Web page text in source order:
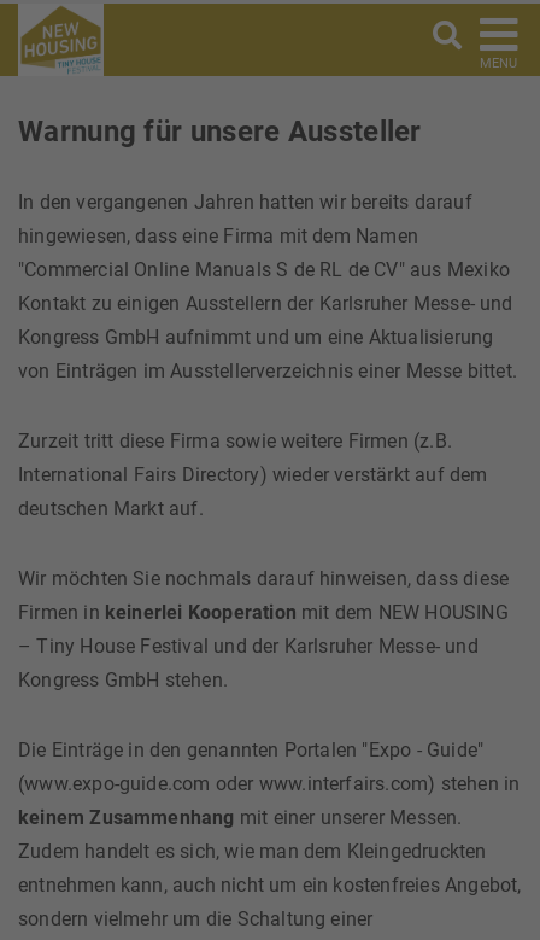
MENU
Warnung für unsere Aussteller
In den vergangenen Jahren hatten wir bereits darauf
hingewiesen, dass eine Firma mit dem Namen
"Commercial Online Manuals S de RL de CV" aus Mexiko
Kontakt zu einigen Ausstellern der Karlsruher Messe- und
Kongress GmbH aufnimmt und um eine Aktualisierung
von Einträgen im Ausstellerverzeichnis einer Messe bittet.
Zurzeit tritt diese Firma sowie weitere Firmen (z.B.
International Fairs Directory) wieder verstärkt auf dem
deutschen Markt auf.
Wir möchten Sie nochmals darauf hinweisen, dass diese
Firmen in keinerlei Kooperation mit dem NEW HOUSING
– Tiny House Festival und der Karlsruher Messe- und
Kongress GmbH stehen.
Die Einträge in den genannten Portalen "Expo - Guide"
(www.expo-guide.com oder www.interfairs.com) stehen in
keinem Zusammenhang mit einer unserer Messen.
Zudem handelt es sich, wie man dem Kleingedruckten
entnehmen kann, auch nicht um ein kostenfreies Angebot,
sondern vielmehr um die Schaltung einer